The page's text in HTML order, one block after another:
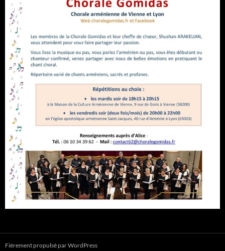
Fièrement propulsé par WordPress